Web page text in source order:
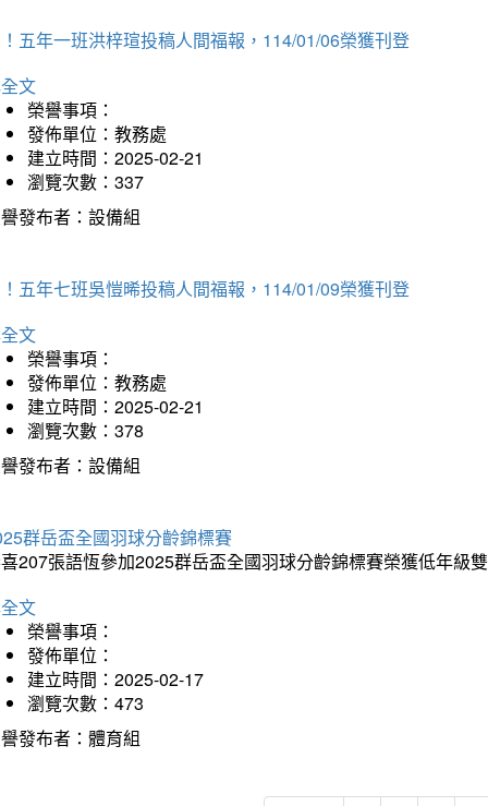
五年一班洪梓瑄投稿人間福報，114/01/06榮獲刊登
文
榮譽事項：
發佈單位：教務處
建立時間：2025-02-21
瀏覽次數：337
發布者：設備組
五年七班吳愷晞投稿人間福報，114/01/09榮獲刊登
文
榮譽事項：
發佈單位：教務處
建立時間：2025-02-21
瀏覽次數：378
發布者：設備組
群岳盃全國羽球分齡錦標賽
207張語恆參加2025群岳盃全國羽球分齡錦標賽榮獲低年級
文
榮譽事項：
發佈單位：
建立時間：2025-02-17
瀏覽次數：473
發布者：體育組